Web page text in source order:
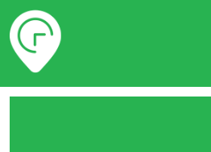
Разписание